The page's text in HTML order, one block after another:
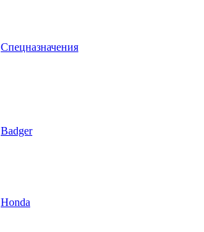
Спецназначения
Badger
Honda